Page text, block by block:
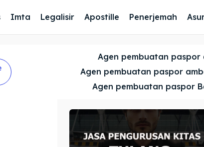
Imta Legalisir Apostille Penerjemah
Agen pembuatan paspor
Agen pembuatan paspor
Agen pembuatan paspor